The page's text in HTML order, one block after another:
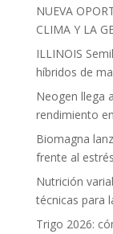
NUEVA
CLIMA Y LA
ILLINOIS
híbridos de
Neogen llega
rendimiento
Biomagna
frente al
Nutrición
técnicas para
Trigo 2026: